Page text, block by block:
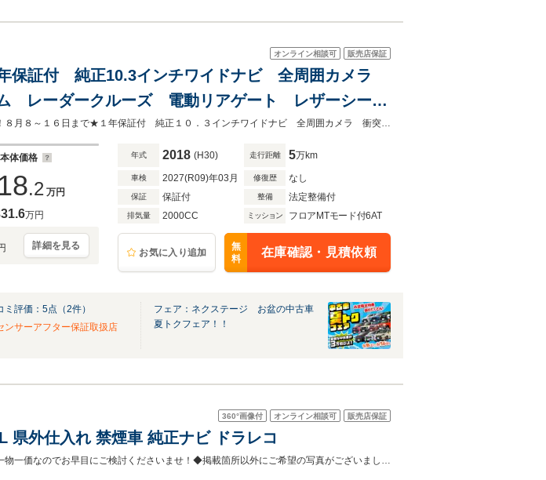
オンライン相談可 販売店保証
保証付 純正10.3インチワイドナビ 全周囲カメラ
レーダークルーズ 電動リアゲート レザーシー
ン コーナーセンサー LEDヘッド 純正18インチア★ネクステージ夏トクフェア開催！８月８～１６日まで★１年保証付 純正１０．３インチワイドナビ 全周囲カメラ 衝突被害軽減システム レーダークルーズ
体価格
.2 万円
万円
詳細を見る
年式 2018 (H30) 走行距離 5万km
車検 2027(R09)年03月 修復歴 なし
保証 保証付 整備 法定整備付
排気量 2000CC ミッション フロアMTモード付6AT
お気に入り追加
無
料
在庫確認・見積依頼
ミ評価： 5点（2件）
ンサーアフター保証取扱店
フェア：ネクステージ お盆の中古車
夏トクフェア！！
360°画像付 オンライン相談可 販売店保証
県外仕入れ 禁煙車 純正ナビ ドラレコ
◆当店自慢の一台です！中古車は一物一価なのでお早目にご検討くださいませ！◆掲載箇所以外にご希望の写真がございましたら、お気軽にお問い合わせ下さい！